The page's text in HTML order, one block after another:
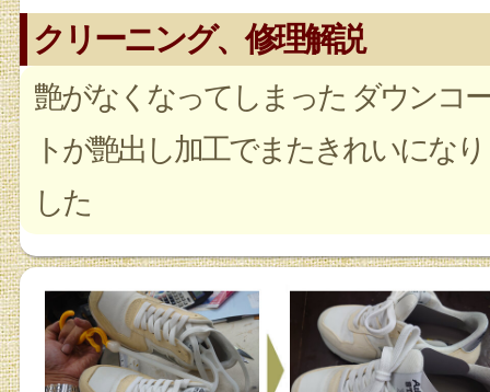
クリーニング、修理解説
艶がなくなってしまった ダウンコ
トが艶出し加工でまたきれいにな
した